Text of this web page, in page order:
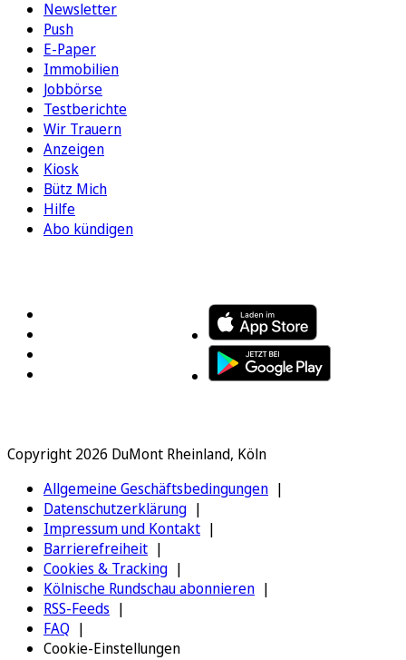
Newsletter
Push
E-Paper
Immobilien
Jobbörse
Testberichte
Wir Trauern
Anzeigen
Kiosk
Bütz Mich
Hilfe
Abo kündigen
Copyright 2026 DuMont Rheinland, Köln
Allgemeine Geschäftsbedingungen
Datenschutzerklärung
Impressum und Kontakt
Barrierefreiheit
Cookies & Tracking
Kölnische Rundschau abonnieren
RSS-Feeds
FAQ
Cookie-Einstellungen